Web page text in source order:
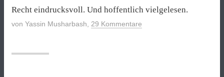
Recht eindrucksvoll. Und hoffentlich vielgelesen.
von Yassin Musharbash, 29 Kommentare